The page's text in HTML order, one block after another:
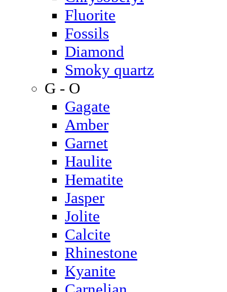
Fluorite
Fossils
Diamond
Smoky quartz
G - O
Gagate
Amber
Garnet
Haulite
Hematite
Jasper
Jolite
Calcite
Rhinestone
Kyanite